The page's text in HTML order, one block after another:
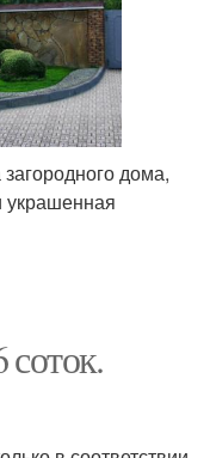
дома,
украшенная
соток.